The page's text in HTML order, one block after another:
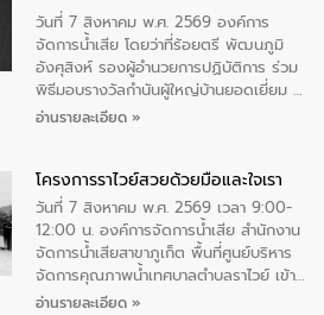
ตําบลนาโสก อําเภอเมืองมุกดาหาร จังหวัด
มุกดาหาร โดยในกิจกรรมได้ร่วมปลูกป่า และ
ทําความสะอาดภายในบริเวณ จัดกิจกรรม
เพื่อถวายเป็นพระราชกุศล สมเด็จพระนาง
เจ้าสิริกิติ์พระบรมราชินีนาถ พระบรมราช
วันที่ 7 สิงหาคม พ.ศ. 2569 องค์การ
จัดการน้ำเสีย โดยว่าที่ร้อยตรี พัฒนภูมิ
อังศุสิงห์ รองผู้อำนวยการปฏิบัติการ ร่วม
พิธีมอบรางวัลกำนันผู้ใหญ่บ้านยอดเยี่ยม ณ
ทำเนียบรัฐบาล โดยมีนายอนุทิน ชาญวีรกูล
ทองคำและประกาศเกียรติคุณให้แก่ กำนัน
ผู้ใหญ่บ้านยอดเยี่ยม พร้อมกล่าวชื่นชม ให้
โอวาท และมอบนโยบาย
อ่านรายละเอียด »
โครงการราไวย์สวยด้วยมือและใจเรา
วันที่ 7 สิงหาคม พ.ศ. 2569 เวลา 9:00-
12:00 น. องค์การจัดการน้ำเสีย สำนักงาน
จัดการน้ำเสียสาขาภูเก็ต พื้นที่ศูนย์บริหาร
จัดการคุณภาพน้ำเทศบาลตำบลราไวย์ เข้า
ร่วมโครงการราไวย์สวยด้วยมือและใจเรา
อ่านรายละเอียด »